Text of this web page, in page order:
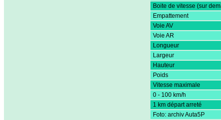
Boite de vitesse (sur
Empattement
Voie AV
Voie AR
Longueur
Largeur
Hauteur
Poids
Vitesse maximale
0 - 100 km/h
1 km départ arreté
Foto: archiv Auta5P